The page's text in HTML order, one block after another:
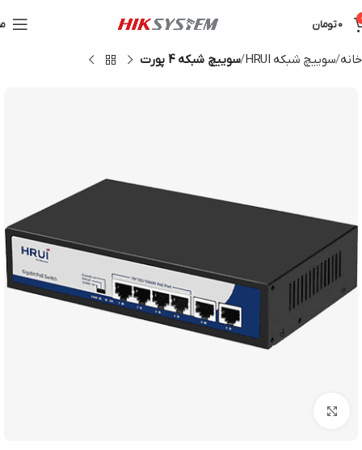
0تومان
خانه سوییچ شبکه HRUI سوییچ شبکه 4 پورت